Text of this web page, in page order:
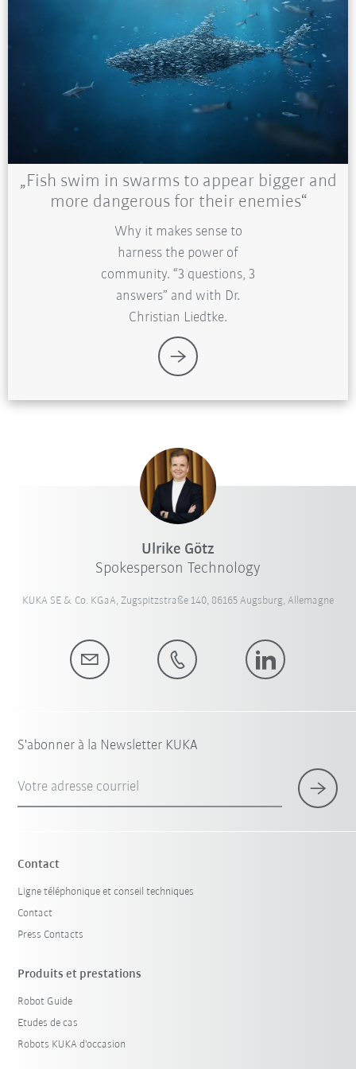
„Fish swim in swarms to appear bigger and
more dangerous for their enemies“
Why it makes sense to
harness the power of
community. “3 questions, 3
answers” and with Dr.
Christian Liedtke.
Ulrike Götz
Spokesperson Technology
KUKA SE & Co. KGaA, Zugspitzstraße 140, 86165 Augsburg, Allemagne
S'abonner à la Newsletter KUKA
Votre adresse courriel
Contact
Ligne téléphonique et conseil techniques
Contact
Press Contacts
Produits et prestations
Robot Guide
Etudes de cas
Robots KUKA d'occasion